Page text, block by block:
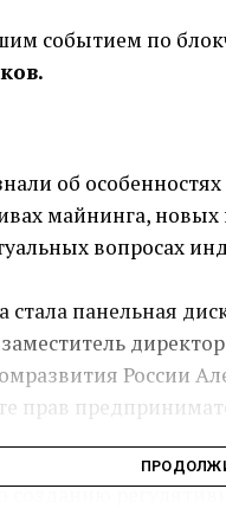
событием по
об
майнинга,
вопросах
панельная
России
прав
будущее
созданию